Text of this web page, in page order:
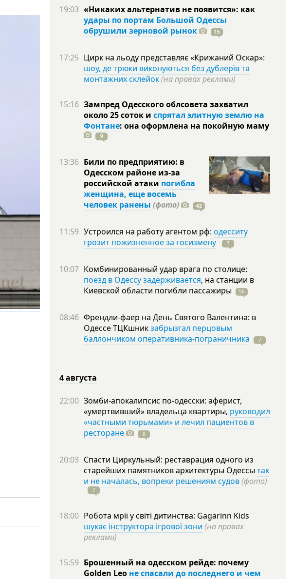
19:03 «Никаких альтернатив не появится»: как
удары по портам Большой Одессы
обрушили зерновой рынок
15
17:25 Цирк на льоду представляє «Крижаний Оскар»:
шоу, де трюки виконуються без дублерів та
монтажних склейок(на правах реклами)
15:16 Зампред Одесского облсовета захватил
около 25 соток и спрятал элитную землю на
Фонтане: она оформлена на покойную маму
9
13:36 Били по предприятию: в
Одесском районе из-за
российской атаки погибла
женщина, еще восемь
человек ранены (фото) 42
11:59 Устроился на работу агентом рф: одесситу
грозит пожизненное за госизмену
7
10:07 Комбинированный удар врага по столице:
поезд в Одессу задерживается, на станции в
Киевской области погибли пассажиры 56
08:46 Френдли-фаер на День Святого Валентина: в
Одессе ТЦКшникзабрызгал перцовым
баллончиком оперативника-пограничника
7
4 августа
22:00 Зомби-апокалипсис по-одесски: аферист,
«умертвивший» владельца квартиры, руководил
«частными тюрьмами» и лечил пациентов в
ресторане
8
20:03 Спасти Циркульный: реставрация одного из
старейших памятников архитектуры Одессы так
и не началась, вопреки решениям судов(фото)
7
18:00 Робота мрії у світі дитинства: Gagarinn Kids
шукає інструктора ігрової зони (на правах
реклами)
15:59 Брошенный на одесском рейде: почему
Golden Leo не спасали до последнего и чем